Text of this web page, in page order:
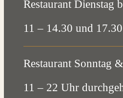
Restaurant Dienstag
11 – 14.30 und
Restaurant Sonntag
11 – 22 Uhr